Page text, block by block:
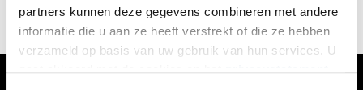
partners kunnen deze gegevens combineren met andere
informatie die u aan ze heeft verstrekt of die ze hebben
verzameld op basis van uw gebruik van hun services. U